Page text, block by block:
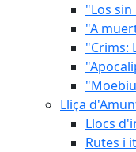
"Los
"A
"Crims:
Lliça
Llocs
Rutes i